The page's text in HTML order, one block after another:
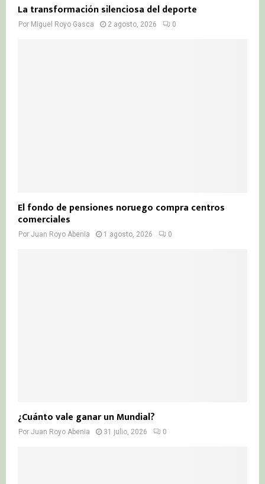
La transformación silenciosa del deporte
Por Miguel Royo Gasca 2 agosto, 2026 0
El fondo de pensiones noruego compra centros
comerciales
Por Juan Royo Abenia 1 agosto, 2026 0
¿Cuánto vale ganar un Mundial?
Por Juan Royo Abenia 31 julio, 2026 0